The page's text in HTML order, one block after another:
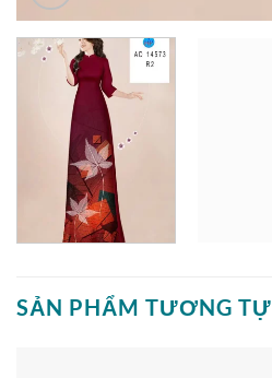
SẢN PHẨM TƯƠNG TỰ